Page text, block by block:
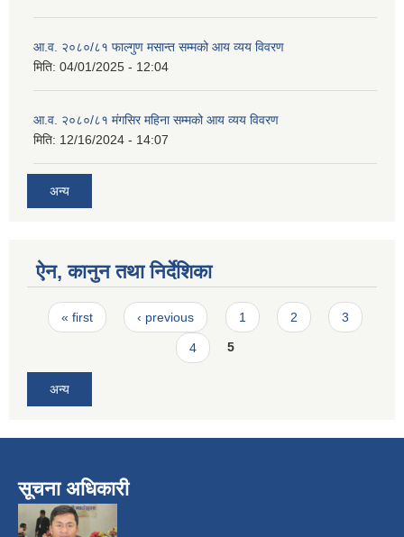
आ.व. २०८०/८१ फाल्गुण मसान्त सम्मको आय व्यय विवरण
मिति: 04/01/2025 - 12:04
आ.व. २०८०/८१ मंगसिर महिना सम्मको आय व्यय विवरण
मिति: 12/16/2024 - 14:07
अन्य
ऐन, कानुन तथा निर्देशिका
Pages
« first ‹ previous 1 2 3
4 5
अन्य
सूचना अधिकारी